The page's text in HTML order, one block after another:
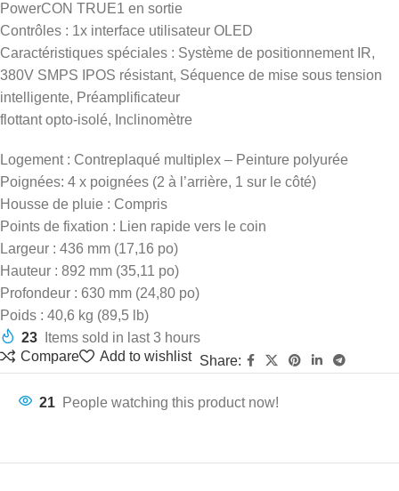
PowerCON TRUE1 en sortie
Contrôles : 1x interface utilisateur OLED
Caractéristiques spéciales : Système de positionnement IR,
380V SMPS IPOS résistant, Séquence de mise sous tension
intelligente, Préamplificateur
flottant opto-isolé, Inclinomètre
Logement : Contreplaqué multiplex – Peinture polyurée
Poignées: 4 x poignées (2 à l’arrière, 1 sur le côté)
Housse de pluie : Compris
Points de fixation : Lien rapide vers le coin
Largeur : 436 mm (17,16 po)
Hauteur : 892 mm (35,11 po)
Profondeur : 630 mm (24,80 po)
Poids : 40,6 kg (89,5 lb)
23
Items sold in last 3 hours
Compare
Add to wishlist Share:
21 People watching this product now!